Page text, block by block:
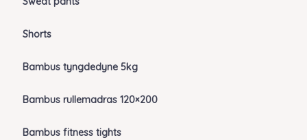
Shorts
Bambus tyngdedyne 5kg
Bambus rullemadras 120×200
Bambus fitness tights